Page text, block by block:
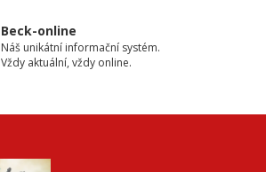
Beck-online
Náš unikátní informační systém.
Vždy aktuální, vždy online.